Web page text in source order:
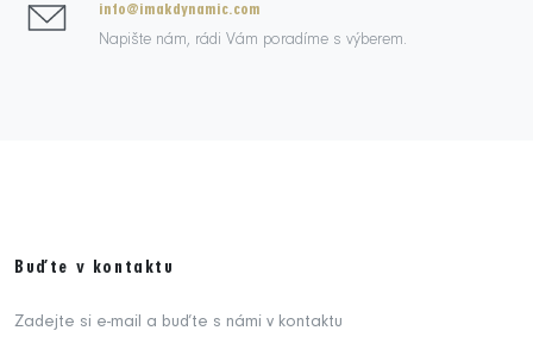
info@imakdynamic.com
Napište nám, rádi Vám poradíme s výberem.
Buďte v kontaktu
Zadejte si e-mail a buďte s námi v kontaktu